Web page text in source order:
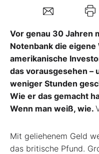
Folgen Sie uns
Kontakt
Vor genau 30 Jahren
Notenbank die
amerikanische
das vorausgesehen –
weniger Stunden
Wie er das gemacht
Wenn man weiß, wie.
Mit geliehenem Geld
das britische Pfund.